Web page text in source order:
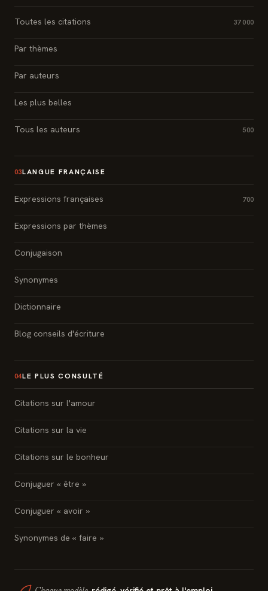
Toutes les citations 37 000
Par thèmes
Par auteurs
Les plus belles
Tous les auteurs 500
03LANGUE FRANÇAISE
Expressions françaises 700
Expressions par thèmes
Conjugaison
Synonymes
Dictionnaire
Blog conseils d'écriture
04LE PLUS CONSULTÉ
Citations sur l'amour
Citations sur la vie
Citations sur le bonheur
Conjuguer « être »
Conjuguer « avoir »
Synonymes de « faire »